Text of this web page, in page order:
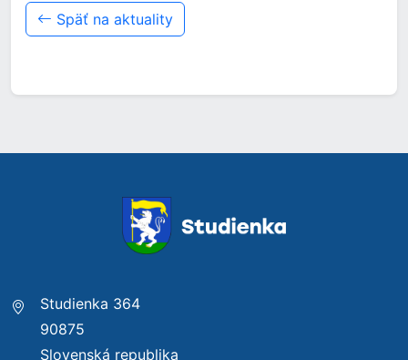
Späť na aktuality
Studienka 364
90875
Slovenská republika